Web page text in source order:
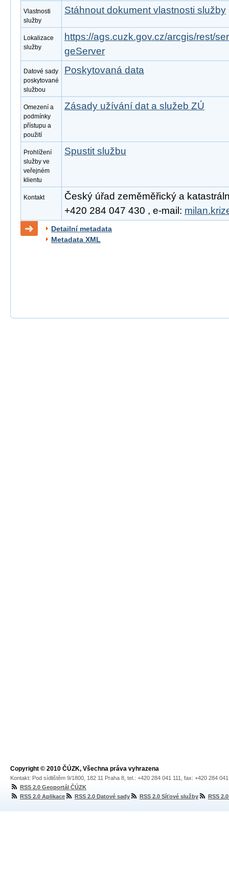
Vlastnosti
služby
Stáhnout dokument vlastnosti služby
Lokalizace
služby
https://ags.cuzk.gov.cz/arcgis/rest/
geServer
Datové sady
poskytované
službou
Poskytovaná data
Omezení a
podmínky
přístupu a
použití
Zásady užívání dat a služeb ZÚ
Prohlížení
služby ve
veřejném
klientu
Spustit službu
Kontakt
Český úřad zeměměřický a
+420 284 047 430 , e-mail:
Detailní metadata
Metadata XML
Copyright © 2010 ČÚZK, Všechna práva vyhrazena
Kontakt: Pod sídlištěm 9/1800, 182 11 Praha 8, tel.: +420 284 041 111, fax: +420 284
RSS 2.0 Geoportál ČÚZK
RSS 2.0 Aplikace
RSS 2.0 Datové sady RSS 2.0 Síťové služby RSS